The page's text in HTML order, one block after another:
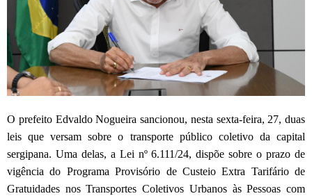
O prefeito Edvaldo Nogueira sancionou, nesta sexta-feira, 27, duas
leis que versam sobre o transporte público coletivo da capital
sergipana. Uma delas, a Lei nº 6.111/24, dispõe sobre o prazo de
vigência do Programa Provisório de Custeio Extra Tarifário de
Gratuidades nos Transportes Coletivos Urbanos às Pessoas com